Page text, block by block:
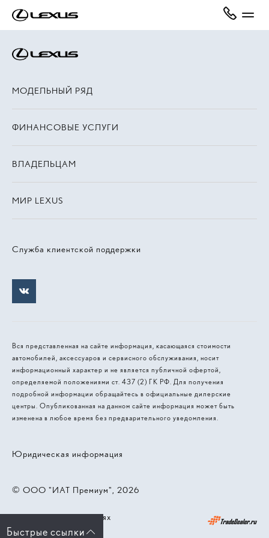
Служба клиентской поддержки
МОДЕЛЬНЫЙ РЯД
ФИНАНСОВЫЕ УСЛУГИ
ВЛАДЕЛЬЦАМ
МИР LEXUS
Вся представленная на сайте информация, касающаяся стоимости
автомобилей, аксессуаров и сервисного обслуживания, носит
информационный характер и не является публичной офертой,
определяемой положениями ст. 437 (2) ГК РФ. Для получения
подробной информации обращайтесь в официальные дилерские
центры. Опубликованная на данном сайте информация может быть
изменена в любое время без предварительного уведомления.
© 2026, ООО "ИАТ Премиум"
Юридическая информация
Работает на технологиях